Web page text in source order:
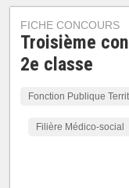
FICHE CONCOURS
Troisième
2e classe
Fonction Publique
Filière Médico-social